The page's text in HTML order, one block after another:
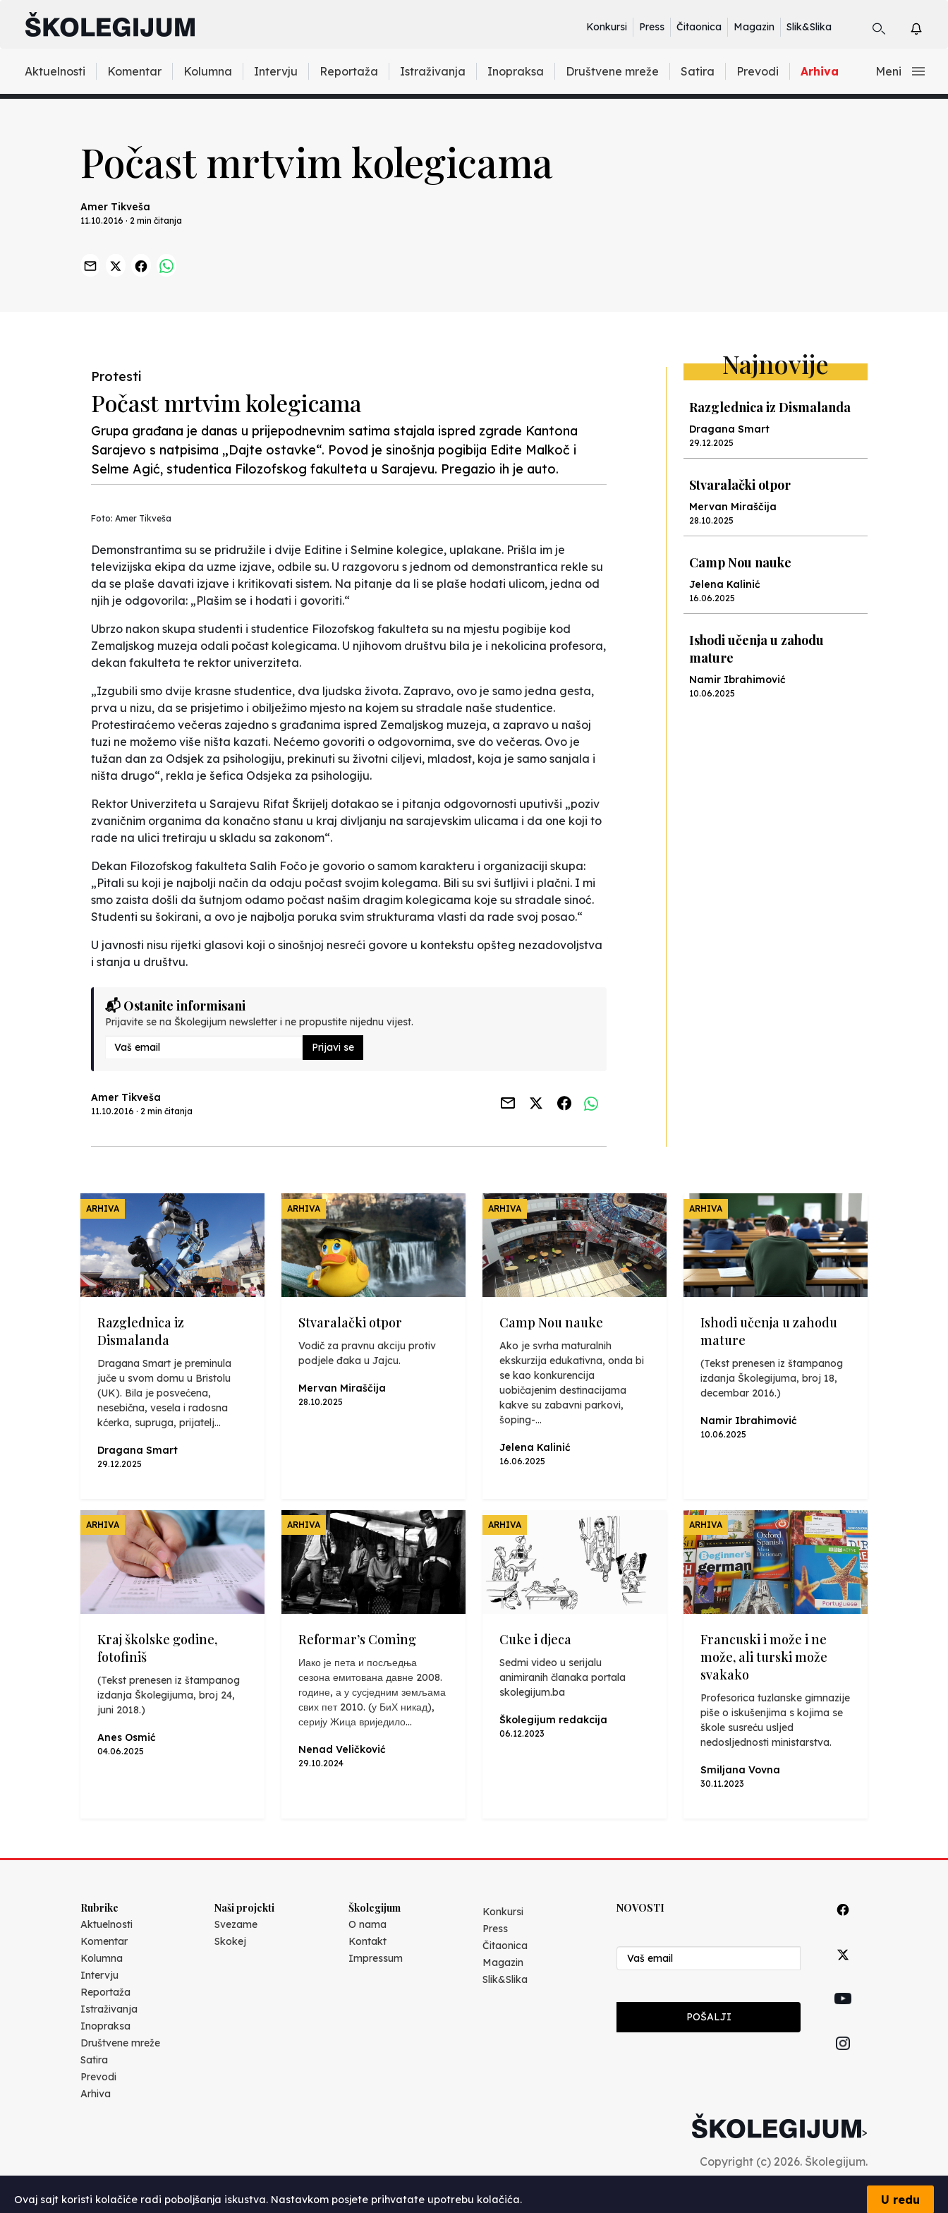
Konkursi Press Čitaonica Magazin Slik&Slika
Aktuelnosti Komentar Kolumna Intervju Reportaža Istraživanja Inopraksa Društvene mreže Satira Prevodi Arhiva Meni
Počast mrtvim kolegicama
Amer Tikveša
11.10.2016 · 2 min čitanja
Protesti
Počast mrtvim kolegicama
Grupa građana je danas u prijepodnevnim satima stajala ispred zgrade Kantona
Sarajevo s natpisima „Dajte ostavke“. Povod je sinošnja pogibija Edite Malkoč i
Selme Agić, studentica Filozofskog fakulteta u Sarajevu. Pregazio ih je auto.
Foto: Amer Tikveša
Demonstrantima su se pridružile i dvije Editine i Selmine kolegice, uplakane. Prišla im je
televizijska ekipa da uzme izjave, odbile su. U razgovoru s jednom od demonstrantica rekle su
da se plaše davati izjave i kritikovati sistem. Na pitanje da li se plaše hodati ulicom, jedna od
njih je odgovorila: „Plašim se i hodati i govoriti.“
Ubrzo nakon skupa studenti i studentice Filozofskog fakulteta su na mjestu pogibije kod
Zemaljskog muzeja odali počast kolegicama. U njihovom društvu bila je i nekolicina profesora,
dekan fakulteta te rektor univerziteta.
„Izgubili smo dvije krasne studentice, dva ljudska života. Zapravo, ovo je samo jedna gesta,
prva u nizu, da se prisjetimo i obilježimo mjesto na kojem su stradale naše studentice.
Protestiraćemo večeras zajedno s građanima ispred Zemaljskog muzeja, a zapravo u našoj
tuzi ne možemo više ništa kazati. Nećemo govoriti o odgovornima, sve do večeras. Ovo je
tužan dan za Odsjek za psihologiju, prekinuti su životni ciljevi, mladost, koja je samo sanjala i
ništa drugo“, rekla je šefica Odsjeka za psihologiju.
Rektor Univerziteta u Sarajevu Rifat Škrijelj dotakao se i pitanja odgovornosti uputivši „poziv
zvaničnim organima da konačno stanu u kraj divljanju na sarajevskim ulicama i da one koji to
rade na ulici tretiraju u skladu sa zakonom“.
Dekan Filozofskog fakulteta Salih Fočo je govorio o samom karakteru i organizaciji skupa:
„Pitali su koji je najbolji način da odaju počast svojim kolegama. Bili su svi šutljivi i plačni. I mi
smo zaista došli da šutnjom odamo počast našim dragim kolegicama koje su stradale sinoć.
Studenti su šokirani, a ovo je najbolja poruka svim strukturama vlasti da rade svoj posao.“
U javnosti nisu rijetki glasovi koji o sinošnjoj nesreći govore u kontekstu opšteg nezadovoljstva
i stanja u društvu.
📬 Ostanite informisani
Prijavite se na Školegijum newsletter i ne propustite nijednu vijest.
Prijavi se
Amer Tikveša
11.10.2016 · 2 min čitanja
Najnovije
Razglednica iz Dismalanda
Dragana Smart
29.12.2025
Stvaralački otpor
Mervan Miraščija
28.10.2025
Camp Nou nauke
Jelena Kalinić
16.06.2025
Ishodi učenja u zahodu
mature
Namir Ibrahimović
10.06.2025
ARHIVA
Razglednica iz
Dismalanda
Dragana Smart je preminula
juče u svom domu u Bristolu
(UK). Bila je posvećena,
nesebična, vesela i radosna
kćerka, supruga, prijatelj...
Dragana Smart
29.12.2025
ARHIVA
Stvaralački otpor
Vodič za pravnu akciju protiv
podjele đaka u Jajcu.
Mervan Miraščija
28.10.2025
ARHIVA
Camp Nou nauke
Ako je svrha maturalnih
ekskurzija edukativna, onda bi
se kao konkurencija
uobičajenim destinacijama
kakve su zabavni parkovi,
šoping-...
Jelena Kalinić
16.06.2025
ARHIVA
Ishodi učenja u zahodu
mature
(Tekst prenesen iz štampanog
izdanja Školegijuma, broj 18,
decembar 2016.)
Namir Ibrahimović
10.06.2025
ARHIVA
Kraj školske godine,
fotofiniš
(Tekst prenesen iz štampanog
izdanja Školegijuma, broj 24,
juni 2018.)
Anes Osmić
04.06.2025
ARHIVA
Reformar’s Coming
Иако је пета и посљедња
сезона емитована давне 2008.
године, а у сусједним земљама
свих пет 2010. (у БиХ никад),
серију Жица вриједило...
Nenad Veličković
29.10.2024
ARHIVA
Cuke i djeca
Sedmi video u serijalu
animiranih članaka portala
skolegijum.ba
Školegijum redakcija
06.12.2023
ARHIVA
Francuski i može i ne
može, ali turski može
svakako
Profesorica tuzlanske gimnazije
piše o iskušenjima s kojima se
škole susreću usljed
nedosljednosti ministarstva.
Smiljana Vovna
30.11.2023
Rubrike
Aktuelnosti
Komentar
Kolumna
Intervju
Reportaža
Istraživanja
Inopraksa
Društvene mreže
Satira
Prevodi
Arhiva
Naši projekti
Svezame
Skokej
Školegijum
O nama
Kontakt
Impressum
Konkursi
Press
Čitaonica
Magazin
Slik&Slika
NOVOSTI
POŠALJI
>
Copyright (c) 2026. Školegijum.
Ovaj sajt koristi kolačiće radi poboljšanja iskustva. Nastavkom posjete prihvatate upotrebu kolačića. U redu